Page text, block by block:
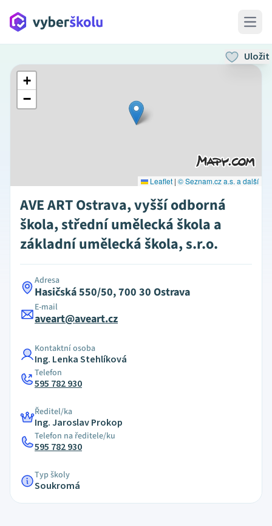
Open
Uložit
+
−
Leaflet | © Seznam.cz a.s. a další
AVE ART Ostrava, vyšší odborná
škola, střední umělecká škola a
základní umělecká škola, s.r.o.
Adresa
Hasičská 550/50, 700 30 Ostrava
E-mail
aveart@aveart.cz
Kontaktní osoba
Ing. Lenka Stehlíková
Telefon
595 782 930
Ředitel/ka
Ing. Jaroslav Prokop
Telefon na ředitele/ku
595 782 930
Typ školy
Soukromá